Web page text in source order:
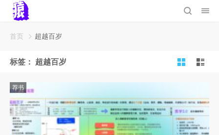
首页 超越百岁
标签： 超越百岁
荐书